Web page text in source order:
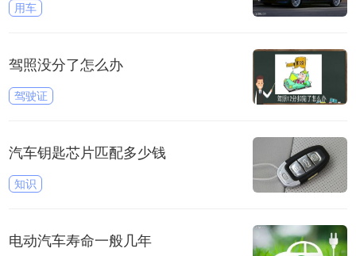
用车
驾照没分了怎么办
驾驶证
汽车钥匙芯片匹配多少钱
知识
电动汽车寿命一般几年